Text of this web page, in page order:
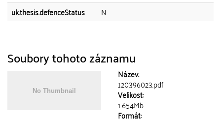
uk.thesis.defenceStatus
N
Soubory tohoto záznamu
Název:
120396023.pdf
Velikost:
1.654Mb
Formát: